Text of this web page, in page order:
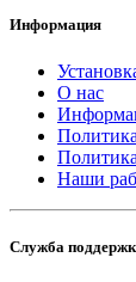
Информация
О нас
Наши
Служба